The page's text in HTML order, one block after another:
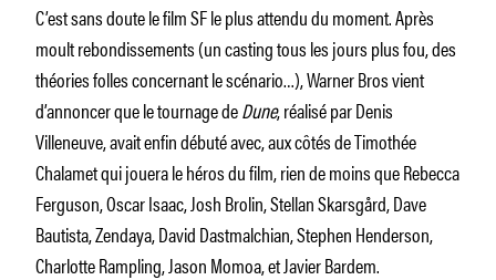
C’est sans doute le film SF le plus attendu du moment. Après
moult rebondissements (un casting tous les jours plus fou, des
théories folles concernant le scénario…), Warner Bros vient
d’annoncer que le tournage deDune, réalisé par Denis
Villeneuve, avait enfin débuté avec, aux côtés de Timothée
Chalamet qui jouera le héros du film, rien de moins que Rebecca
Ferguson, Oscar Isaac, Josh Brolin, Stellan Skarsgård, Dave
Bautista, Zendaya, David Dastmalchian, Stephen Henderson,
Charlotte Rampling, Jason Momoa, et Javier Bardem.